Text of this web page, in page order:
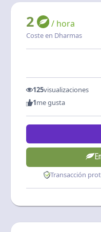
2 / hora
Coste en Dharmas
125visualizaciones
1me gusta
Transacción